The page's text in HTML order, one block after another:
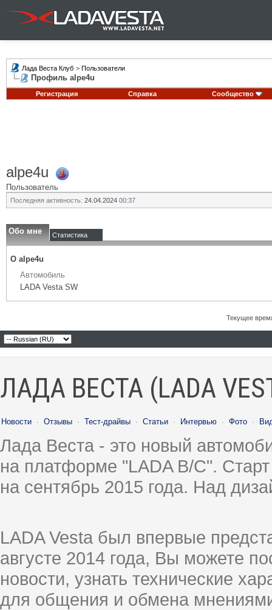
Лада Веста Клуб > Пользователи
Профиль alpe4u
Регистрация Справка Сообщество
alpe4u
Пользователь
Последняя активность: 24.04.2024 00:37
Обо мне Статистика
О alpe4u
Автомобиль
LADA Vesta SW
Текущее
ЛАДА ВЕСТА (LADA
Новости · Отзывы · Тест-драйвы · Статьи · Интервью · Фото ·
Лада Веста - это новый
на платформе "LADA B/C".
на сентябрь 2015 года. Над
LADA Vesta был впервые
августе 2014 года, Вы можете
новости, узнать технические
для общения и обмена